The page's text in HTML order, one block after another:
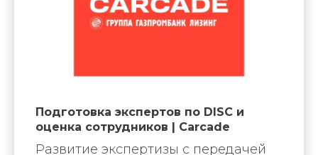
Подготовка экспертов по DISC и
оценка сотрудников | Carcade
Развитие экспертизы с передачей